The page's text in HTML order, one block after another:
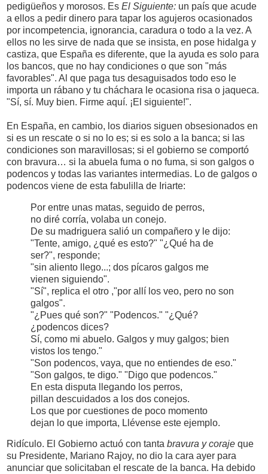
pedigüeños y morosos. Es El Siguiente: un país que acude
a ellos a pedir dinero para tapar los agujeros ocasionados
por incompetencia, ignorancia, caradura o todo a la vez. A
ellos no les sirve de nada que se insista, en pose hidalga y
castiza, que España es diferente, que la ayuda es solo para
los bancos, que no hay condiciones o que son "más
favorables". Al que paga tus desaguisados todo eso le
importa un rábano y tu cháchara le ocasiona risa o jaqueca.
"Sí, sí. Muy bien. Firme aquí. ¡El siguiente!".
En España, en cambio, los diarios siguen obsesionados en
si es un rescate o si no lo es; si es solo a la banca; si las
condiciones son maravillosas; si el gobierno se comportó
con bravura… si la abuela fuma o no fuma, si son galgos o
podencos y todas las variantes intermedias. Lo de galgos o
podencos viene de esta fabulilla de Iriarte:
Por entre unas matas, seguido de perros,
no diré corría, volaba un conejo.
De su madriguera salió un compañero y le dijo:
"Tente, amigo, ¿qué es esto?" "¿Qué ha de
ser?", responde;
"sin aliento llego...; dos pícaros galgos me
vienen siguiendo".
"Sí", replica el otro ,"por allí los veo, pero no son
galgos".
"¿Pues qué son?" "Podencos." "¿Qué?
¿podencos dices?
Sí, como mi abuelo. Galgos y muy galgos; bien
vistos los tengo."
"Son podencos, vaya, que no entiendes de eso."
"Son galgos, te digo." "Digo que podencos."
En esta disputa llegando los perros,
pillan descuidados a los dos conejos.
Los que por cuestiones de poco momento
dejan lo que importa, Llévense este ejemplo.
Ridículo. El Gobierno actuó con tanta bravura y coraje que
su Presidente, Mariano Rajoy, no dio la cara ayer para
anunciar que solicitaban el rescate de la banca. Ha debido